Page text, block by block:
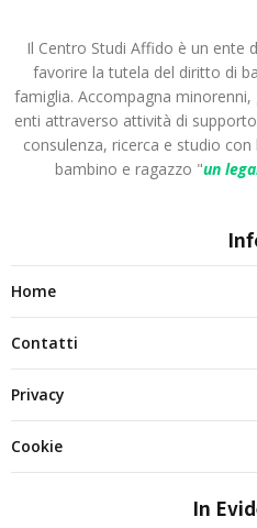
Il Centro Studi Affido è un ente
favorire la tutela del diritto di
famiglia. Accompagna
enti attraverso attività di
consulenza, ricerca e studio
bambino e ragazzo "un
Home
Contatti
Privacy
Cookie
In